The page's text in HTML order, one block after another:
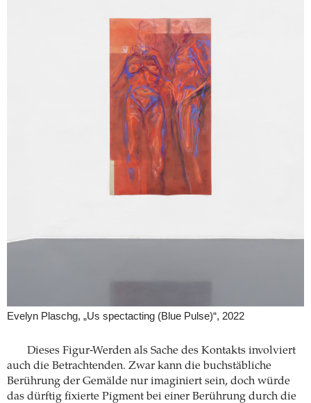
Evelyn Plaschg, „Us spectacting (Blue Pulse)“, 2022
Dieses Figur-Werden als Sache des Kontakts involviert
auch die Betrachtenden. Zwar kann die buchstäbliche
Berührung der Gemälde nur imaginiert sein, doch würde
das dürftig fixierte Pigment bei einer Berührung durch die